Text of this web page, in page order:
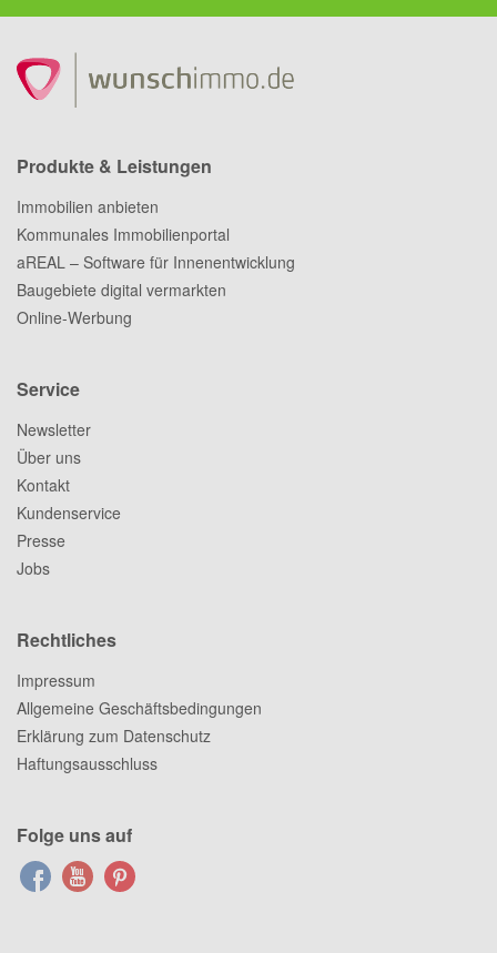
Produkte & Leistungen
Immobilien anbieten
Kommunales Immobilienportal
aREAL – Software für Innenentwicklung
Baugebiete digital vermarkten
Online-Werbung
Service
Newsletter
Über uns
Kontakt
Kundenservice
Presse
Jobs
Rechtliches
Impressum
Allgemeine Geschäftsbedingungen
Erklärung zum Datenschutz
Haftungsausschluss
Folge uns auf